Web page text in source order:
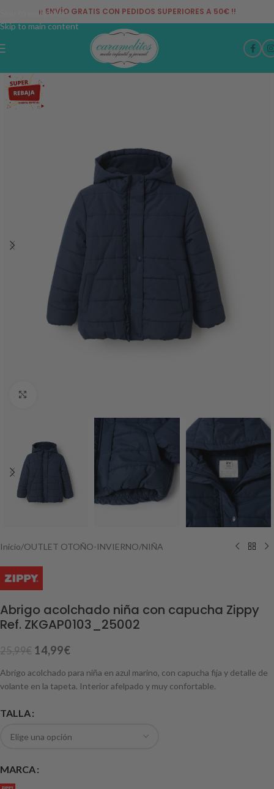
Skip to navigation
Skip to main content
¡¡ ENVÍO GRATIS CON PEDIDOS SUPERIORES A 50€ !!
-42%
Inicio/OUTLET OTOÑO-INVIERNO/NIÑA
Abrigo acolchado niña con capucha Zippy
Ref. ZKGAP0103_25002
25,99€ 14,99€
Abrigo acolchado para niña en azul marino, con capucha fija y detalle de
volante en la tapeta. Interior afelpado y muy confortable.
TALLA
MARCA